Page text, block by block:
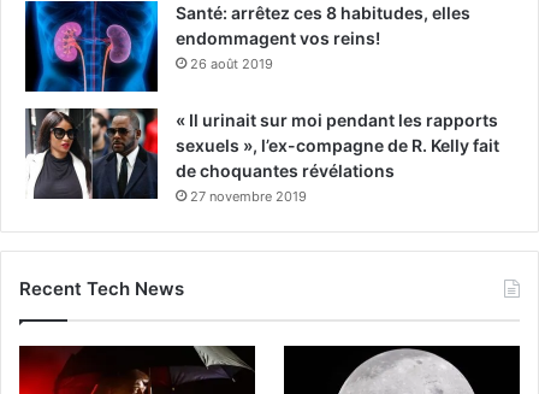
Santé: arrêtez ces 8 habitudes, elles
endommagent vos reins!
26 août 2019
« Il urinait sur moi pendant les rapports
sexuels », l’ex-compagne de R. Kelly fait
de choquantes révélations
27 novembre 2019
Recent Tech News